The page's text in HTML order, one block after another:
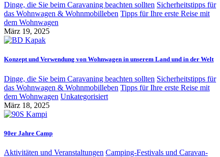
Dinge, die Sie beim Caravaning beachten sollten Sicherheitstipps für
das Wohnwagen & Wohnmobilleben Tipps für Ihre erste Reise mit
dem Wohnwagen
März 19, 2025
Konzept und Verwendung von Wohnwagen in unserem Land und in der Welt
Dinge, die Sie beim Caravaning beachten sollten Sicherheitstipps für
das Wohnwagen & Wohnmobilleben Tipps für Ihre erste Reise mit
dem Wohnwagen Unkategorisiert
März 18, 2025
90er Jahre Camp
Aktivitäten und Veranstaltungen Camping-Festivals und Caravan-